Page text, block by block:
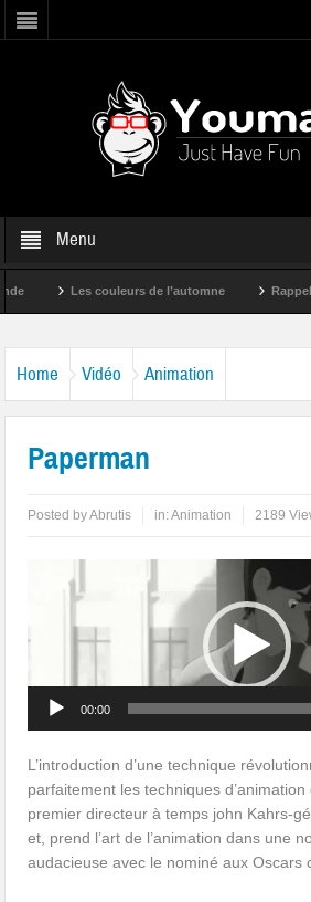
Menu
Les couleurs de l’automne Rappelez-
Home Vidéo Animation
Paperman
Posted byAbrutis in:Animation 2189
00:00
L’introduction d’une technique
parfaitement les techniques
premier directeur à temps john Kahrs-
et, prend l’art de l’animation dans une
audacieuse avec le nominé aux Oscars